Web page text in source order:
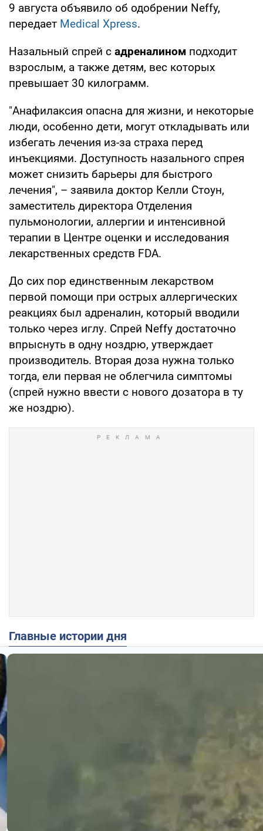
9 августа объявило об одобрении Neffy,
передает Medical Xpress.
Назальный спрей с адреналином подходит
взрослым, а также детям, вес которых
превышает 30 килограмм.
"Анафилаксия опасна для жизни, и некоторые
люди, особенно дети, могут откладывать или
избегать лечения из-за страха перед
инъекциями. Доступность назального спрея
может снизить барьеры для быстрого
лечения", – заявила доктор Келли Стоун,
заместитель директора Отделения
пульмонологии, аллергии и интенсивной
терапии в Центре оценки и исследования
лекарственных средств FDA.
До сих пор единственным лекарством
первой помощи при острых аллергических
реакциях был адреналин, который вводили
только через иглу. Спрей Neffy достаточно
впрыснуть в одну ноздрю, утверждает
производитель. Вторая доза нужна только
тогда, ели первая не облегчила симптомы
(спрей нужно ввести с нового дозатора в ту
же ноздрю).
Главные истории дня